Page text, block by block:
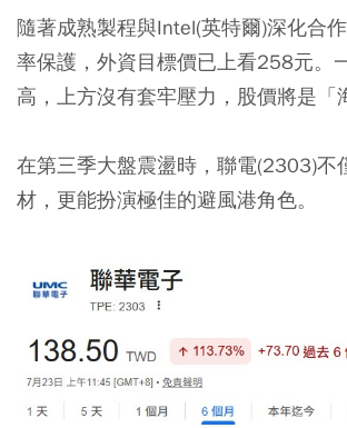
隨著成熟製程與Intel(英特爾)深化合
率保護， 外資目標價已上看258元。
高，上方沒有套牢壓力，股價將是「
在第三季大盤震盪時，聯電(2303)不
材，更能扮演極佳的避風港角色。